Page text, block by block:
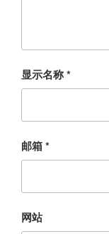
显示名称*
邮箱*
网站